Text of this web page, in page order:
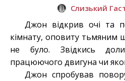
Слизький
Джон відкрив очі та
кімнату, оповиту тьмяним
не було. Звідкись
працюючого двигуна чи
Джон спробував